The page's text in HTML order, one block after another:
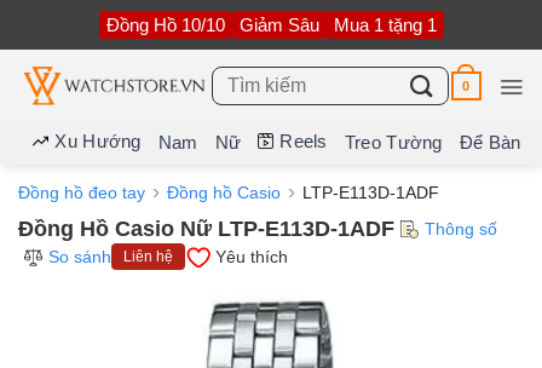
nội
dung
Đồng Hồ 10/10 Giảm Sâu Mua 1 tặng 1
Tìm
kiếm:
0
Xu Hướng Nam Nữ Reels Treo Tường Để Bàn
Đồng hồ đeo tay Đồng hồ Casio LTP-E113D-1ADF
Đồng Hồ Casio Nữ LTP-E113D-1ADF
Thông số
So sánh
Liên hệ Yêu thích